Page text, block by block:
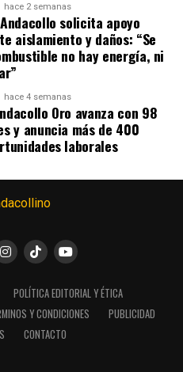
hace 2 semanas
solicita apoyo
aislamiento y daños: “Se
no hay energía, ni
hace 4 semanas
Oro avanza con 98
y anuncia más de 400
laborales
POLÍTICA EDITORIAL Y ÉTICA
Y CONDICIONES
PUBLICIDAD
CONTACTO